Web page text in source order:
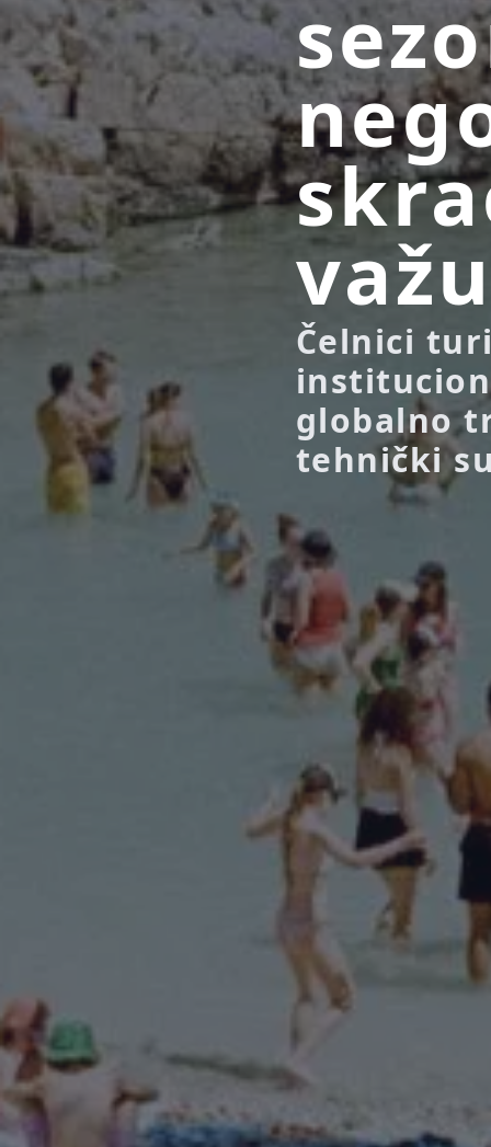
Čelnici
globalno
tehnički